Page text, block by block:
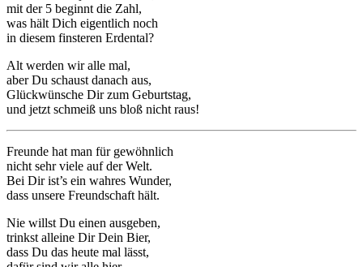
mit der 5 beginnt die Zahl,
was hält Dich eigentlich noch
in diesem finsteren Erdental?
Alt werden wir alle mal,
aber Du schaust danach aus,
Glückwünsche Dir zum Geburtstag,
und jetzt schmeiß uns bloß nicht raus!
Freunde hat man für gewöhnlich
nicht sehr viele auf der Welt.
Bei Dir ist’s ein wahres Wunder,
dass unsere Freundschaft hält.
Nie willst Du einen ausgeben,
trinkst alleine Dir Dein Bier,
dass Du das heute mal lässt,